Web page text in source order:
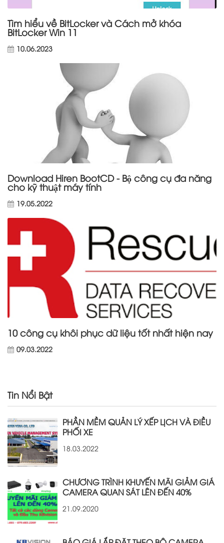
Tìm hiểu về BitLocker và Cách mở khóa
BitLocker Win 11
10.06.2023
Download Hiren BootCD - Bộ công cụ đa năng
cho kỹ thuật máy tính
19.05.2022
10 công cụ khôi phục dữ liệu tốt nhất hiện nay
09.03.2022
Tin Nổi Bật
PHẦN MỀM QUẢN LÝ XẾP LỊCH VÀ ĐIỀU
PHỐI XE
18.03.2022
CHƯƠNG TRÌNH KHUYẾN MÃI GIẢM GIÁ
CAMERA QUAN SÁT LÊN ĐẾN 40%
21.09.2020